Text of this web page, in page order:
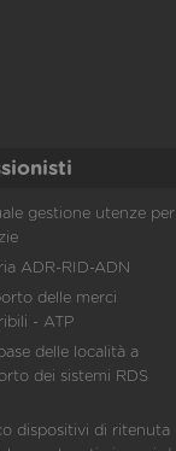
gestione utenze per
ADR-RID-ADN
delle merci
- ATP
delle località a
dei sistemi RDS
dispositivi di ritenuta